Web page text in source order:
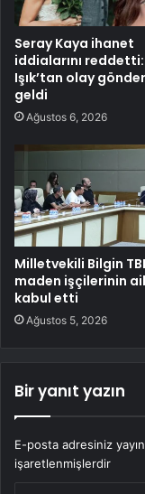
Seray Kaya ihanet
iddialarını
Işık’tan olay
geldi
Ağustos 6, 2026
Milletvekili Bilgin
maden işçilerinin
kabul etti
Ağustos 5, 2026
Bir yanıt yazın
E-posta adresiniz
işaretlenmişlerdir